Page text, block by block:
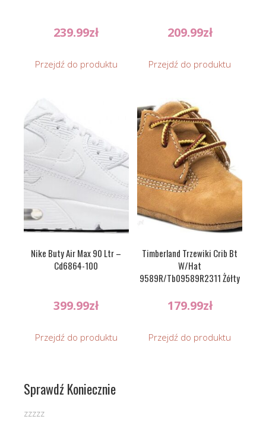
239.99zł
Przejdź do produktu
209.99zł
Przejdź do produktu
Nike Buty Air Max 90 Ltr –
Cd6864-100
399.99zł
Przejdź do produktu
Timberland Trzewiki Crib Bt
W/Hat
9589R/Tb09589R2311 Żółty
179.99zł
Przejdź do produktu
Sprawdź Koniecznie
zzzzz